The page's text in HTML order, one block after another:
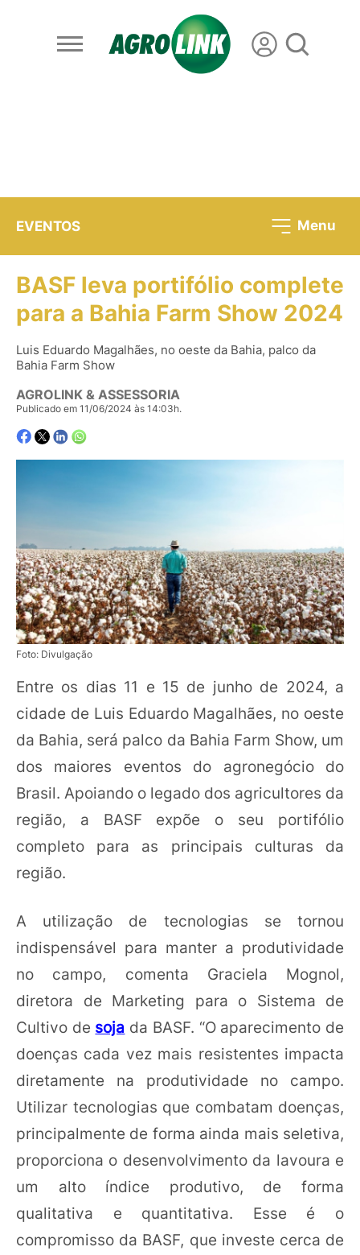
EVENTOS Menu
BASF leva portifólio complete
para a Bahia Farm Show 2024
Luis Eduardo Magalhães, no oeste da Bahia, palco da
Bahia Farm Show
AGROLINK & ASSESSORIA
Publicado em 11/06/2024 às 14:03h.
Foto: Divulgação
Entre os dias 11 e 15 de junho de 2024, a
cidade de Luis Eduardo Magalhães, no oeste
da Bahia, será palco da Bahia Farm Show, um
dos maiores eventos do agronegócio do
Brasil. Apoiando o legado dos agricultores da
região, a BASF expõe o seu portifólio
completo para as principais culturas da
região.
A utilização de tecnologias se tornou
indispensável para manter a produtividade
no campo, comenta Graciela Mognol,
diretora de Marketing para o Sistema de
Cultivo de soja da BASF. “O aparecimento de
doenças cada vez mais resistentes impacta
diretamente na produtividade no campo.
Utilizar tecnologias que combatam doenças,
principalmente de forma ainda mais seletiva,
proporciona o desenvolvimento da lavoura e
um alto índice produtivo, de forma
qualitativa e quantitativa. Esse é o
compromisso da BASF, que investe cerca de